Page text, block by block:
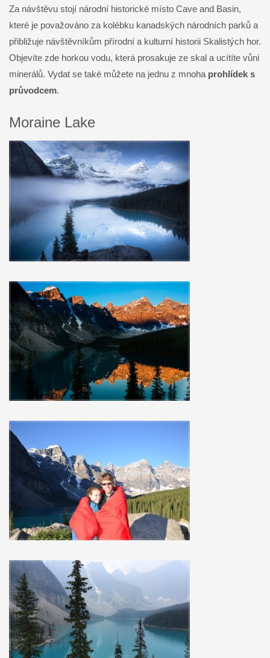
Za návštěvu stojí národní historické místo Cave and Basin,
které je považováno za kolébku kanadských národních parků a
přibližuje návštěvníkům přírodní a kulturní historii Skalistých hor.
Objevíte zde horkou vodu, která prosakuje ze skal a ucítíte vůni
minerálů. Vydat se také můžete na jednu z mnoha prohlídek s
průvodcem.
Moraine Lake